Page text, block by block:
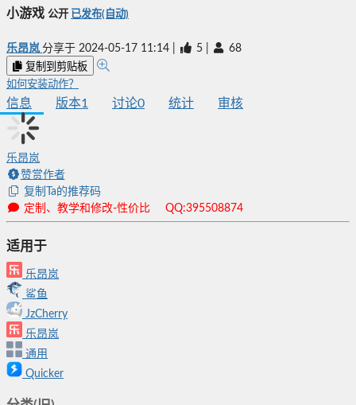
小游戏 公开 已发布(自动)
乐昂岚 分享于 2024-05-17 11:14 5 68
复制到剪贴板
如何安装动作？
信息 版本1 讨论0 统计 审核
乐昂岚
赞赏作者
复制Ta的推荐码
定制、教学和修改-性价比 QQ:395508874
适用于
乐昂岚
鲨鱼
JzCherry
乐昂岚
通用
Quicker